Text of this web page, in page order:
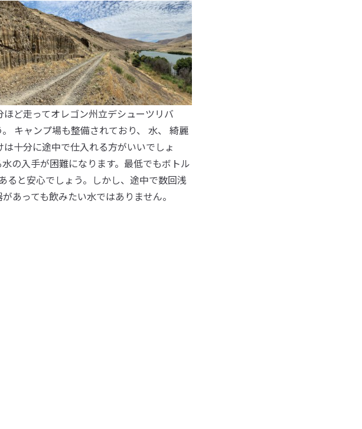
ど走ってオレゴン州立デシューツリバ
キャンプ場も整備されており、 水、 綺麗
十分に途中で仕入れる方がいいでしょ
の入手が困難になります。最低でもボトル
ると安心でしょう。しかし、途中で数回浅
あっても飲みたい水ではありません。